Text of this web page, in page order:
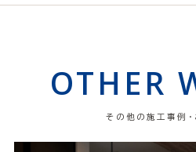
OTHER
その他の施工事例